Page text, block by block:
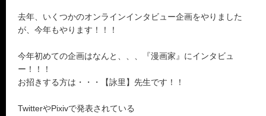
去年、いくつかのオンラインインタビュー企画をやりました
が、今年もやります！！！
今年初めての企画はなんと、、、『漫画家』にインタビュ
ー！！！
お招きする方は・・・【詠里】先生です！！
TwitterやPixivで発表されている